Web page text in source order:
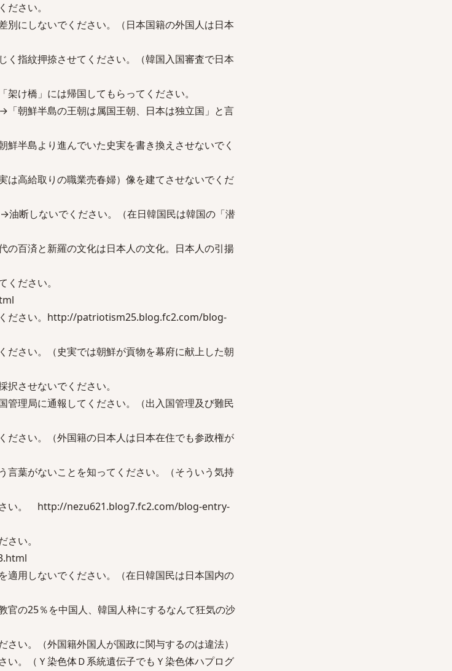
さい。
にしないでください。（日本国籍の外国人は日本
指紋押捺させてください。（韓国入国審査で日本
け橋」には帰国してもらってください。
朝鮮半島の王朝は属国王朝、日本は独立国」と言
半島より進んでいた史実を書き換えさせないでく
高給取りの職業売春婦）像を建てさせないでくだ
断しないでください。（在日韓国民は韓国の「潜
百済と新羅の文化は日本人の文化。日本人の引揚
ください。
ださい。http://patriotism25.blog.fc2.com/blog-
さい。（史実では朝鮮が貢物を幕府に献上した朝
させないでください。
理局に通報してください。（出入国管理及び難民
さい。（外国籍の日本人は日本在住でも参政権が
葉がないことを知ってください。（そういう気持
さい。 http://nezu621.blog7.fc2.com/blog-entry-
さい。
用しないでください。（在日韓国民は日本国内の
の25％を中国人、韓国人枠にするなんて狂気の沙
い。（外国籍外国人が国政に関与するのは違法）
。（Ｙ染色体Ｄ系統遺伝子でもＹ染色体ハプログ